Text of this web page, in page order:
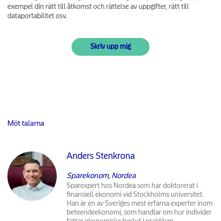
exempel din rätt till åtkomst och rättelse av uppgifter, rätt till
dataportabilitet osv.
Möt talarna
Anders Stenkrona
Sparekonom, Nordea
Sparexpert hos Nordea som har doktorerat i
finansiell ekonomi vid Stockholms universitet.
Han är en av Sveriges mest erfarna experter inom
beteendeekonomi, som handlar om hur individer